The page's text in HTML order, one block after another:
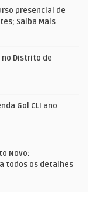
presencial de
Saiba Mais
no Distrito de
Gol CLI ano
Novo:
todos os detalhes